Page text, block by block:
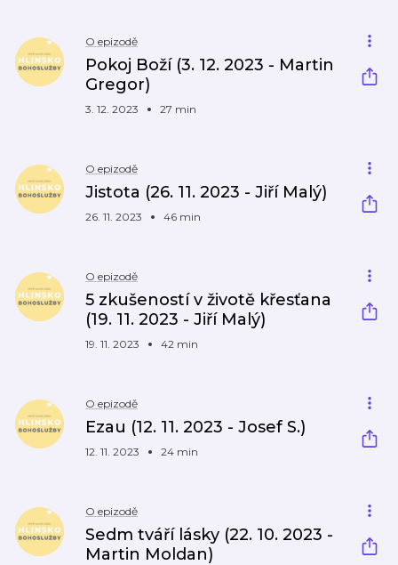
O epizodě
Pokoj Boží (3. 12. 2023 - Martin
Gregor)
3. 12. 2023 27 min
O epizodě
Jistota (26. 11. 2023 - Jiří Malý)
26. 11. 2023 46 min
O epizodě
5 zkušeností v životě křesťana
(19. 11. 2023 - Jiří Malý)
19. 11. 2023 42 min
O epizodě
Ezau (12. 11. 2023 - Josef S.)
12. 11. 2023 24 min
O epizodě
Sedm tváří lásky (22. 10. 2023 -
Martin Moldan)